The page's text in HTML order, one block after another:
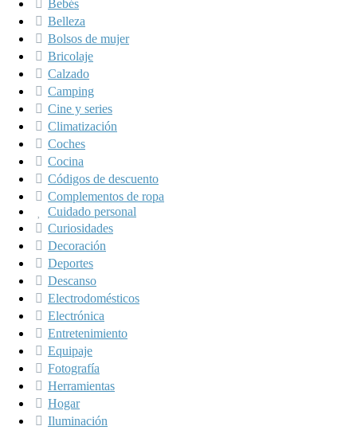
Bebés
Belleza
Bolsos de mujer
Bricolaje
Calzado
Camping
Cine y series
Climatización
Coches
Cocina
Códigos de descuento
Complementos de ropa
Cuidado personal
Curiosidades
Decoración
Deportes
Descanso
Electrodomésticos
Electrónica
Entretenimiento
Equipaje
Fotografía
Herramientas
Hogar
Iluminación